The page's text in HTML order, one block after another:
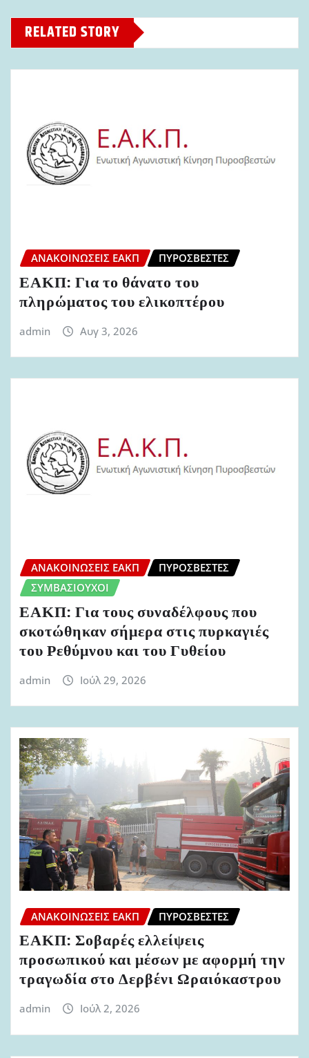
RELATED STORY
ΑΝΑΚΟΙΝΏΣΕΙΣ ΕΑΚΠ ΠΥΡΟΣΒΈΣΤΕΣ
ΕΑΚΠ: Για το θάνατο του
πληρώματος του ελικοπτέρου
admin Αυγ 3, 2026
ΑΝΑΚΟΙΝΏΣΕΙΣ ΕΑΚΠ
ΠΥΡΟΣΒΈΣΤΕΣ
ΣΥΜΒΑΣΙΟΎΧΟΙ
ΕΑΚΠ: Για τους συναδέλφους που
σκοτώθηκαν σήμερα στις πυρκαγιές
του Ρεθύμνου και του Γυθείου
admin Ιούλ 29, 2026
ΑΝΑΚΟΙΝΏΣΕΙΣ ΕΑΚΠ ΠΥΡΟΣΒΈΣΤΕΣ
ΕΑΚΠ: Σοβαρές ελλείψεις
προσωπικού και μέσων με αφορμή την
τραγωδία στο Δερβένι Ωραιόκαστρου
admin Ιούλ 2, 2026